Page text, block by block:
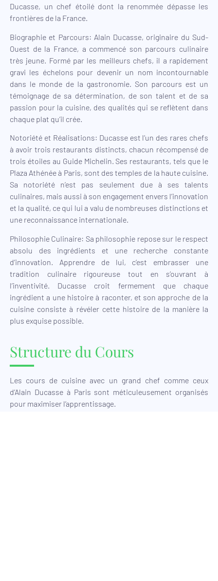
Ducasse, un chef étoilé dont la renommée dépasse les
frontières de la France.
Biographie et Parcours: Alain Ducasse, originaire du Sud-
Ouest de la France, a commencé son parcours culinaire
très jeune. Formé par les meilleurs chefs, il a rapidement
gravi les échelons pour devenir un nom incontournable
dans le monde de la gastronomie. Son parcours est un
témoignage de sa détermination, de son talent et de sa
passion pour la cuisine, des qualités qui se reflètent dans
chaque plat qu’il crée.
Notoriété et Réalisations: Ducasse est l’un des rares chefs
à avoir trois restaurants distincts, chacun récompensé de
trois étoiles au Guide Michelin. Ses restaurants, tels que le
Plaza Athénée à Paris, sont des temples de la haute cuisine.
Sa notoriété n’est pas seulement due à ses talents
culinaires, mais aussi à son engagement envers l’innovation
et la qualité, ce qui lui a valu de nombreuses distinctions et
une reconnaissance internationale.
Philosophie Culinaire: Sa philosophie repose sur le respect
absolu des ingrédients et une recherche constante
d’innovation. Apprendre de lui, c’est embrasser une
tradition culinaire rigoureuse tout en s’ouvrant à
l’inventivité. Ducasse croit fermement que chaque
ingrédient a une histoire à raconter, et son approche de la
cuisine consiste à révéler cette histoire de la manière la
plus exquise possible.
Structure du Cours
Les cours de cuisine avec un grand chef comme ceux
d’Alain Ducasse à Paris sont méticuleusement organisés
pour maximiser l’apprentissage.